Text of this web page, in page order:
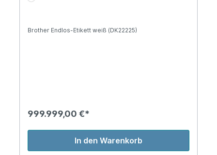
Brother Endlos-Etikett weiß (DK22225)
999.999,00 €*
In den Warenkorb